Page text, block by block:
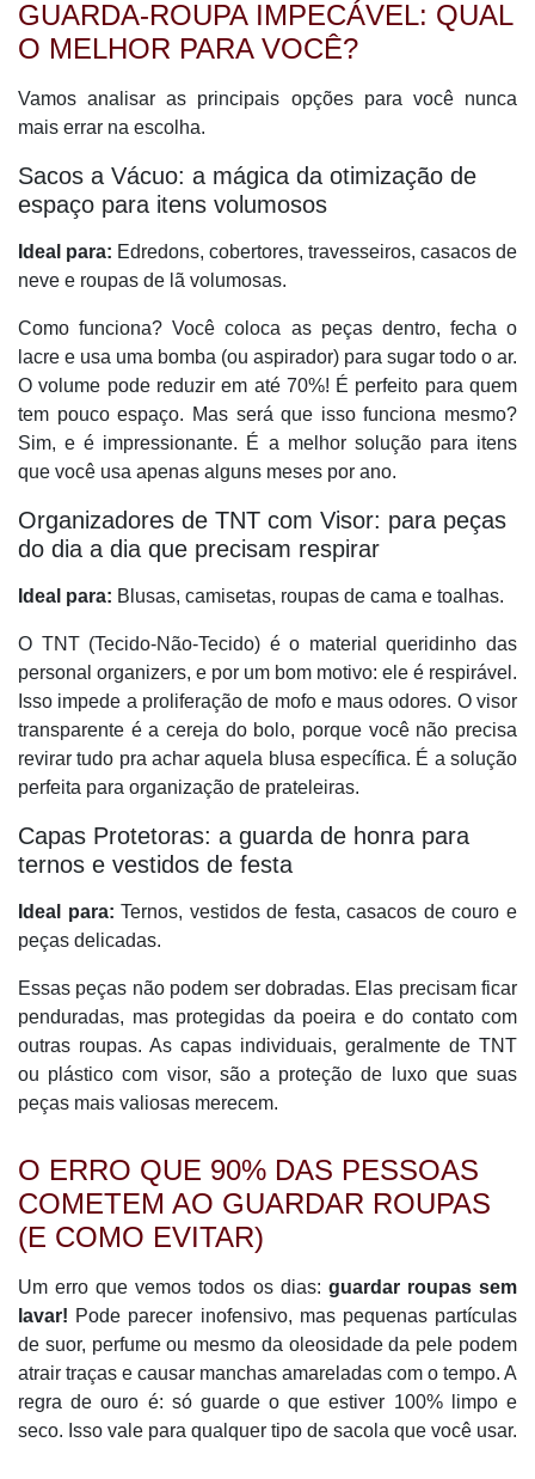
GUARDA-ROUPA IMPECÁVEL: QUAL
O MELHOR PARA VOCÊ?
Vamos analisar as principais opções para você nunca
mais errar na escolha.
Sacos a Vácuo: a mágica da otimização de
espaço para itens volumosos
Ideal para: Edredons, cobertores, travesseiros, casacos de
neve e roupas de lã volumosas.
Como funciona? Você coloca as peças dentro, fecha o
lacre e usa uma bomba (ou aspirador) para sugar todo o ar.
O volume pode reduzir em até 70%! É perfeito para quem
tem pouco espaço. Mas será que isso funciona mesmo?
Sim, e é impressionante. É a melhor solução para itens
que você usa apenas alguns meses por ano.
Organizadores de TNT com Visor: para peças
do dia a dia que precisam respirar
Ideal para: Blusas, camisetas, roupas de cama e toalhas.
O TNT (Tecido-Não-Tecido) é o material queridinho das
personal organizers, e por um bom motivo: ele é respirável.
Isso impede a proliferação de mofo e maus odores. O visor
transparente é a cereja do bolo, porque você não precisa
revirar tudo pra achar aquela blusa específica. É a solução
perfeita para organização de prateleiras.
Capas Protetoras: a guarda de honra para
ternos e vestidos de festa
Ideal para: Ternos, vestidos de festa, casacos de couro e
peças delicadas.
Essas peças não podem ser dobradas. Elas precisam ficar
penduradas, mas protegidas da poeira e do contato com
outras roupas. As capas individuais, geralmente de TNT
ou plástico com visor, são a proteção de luxo que suas
peças mais valiosas merecem.
O ERRO QUE 90% DAS PESSOAS
COMETEM AO GUARDAR ROUPAS
(E COMO EVITAR)
Um erro que vemos todos os dias: guardar roupas sem
lavar! Pode parecer inofensivo, mas pequenas partículas
de suor, perfume ou mesmo da oleosidade da pele podem
atrair traças e causar manchas amareladas com o tempo. A
regra de ouro é: só guarde o que estiver 100% limpo e
seco. Isso vale para qualquer tipo de sacola que você usar.